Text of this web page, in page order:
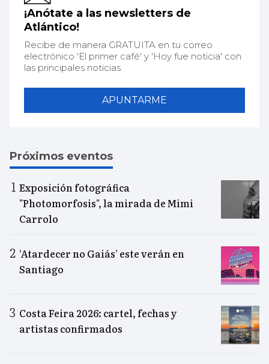
¡Anótate a las newsletters de
Atlántico!
Recibe de manera GRATUITA en tu correo
electrónico 'El primer café' y 'Hoy fue noticia' con
las principales noticias.
APUNTARME
Próximos eventos
Exposición fotográfica
"Photomorfosis", la mirada de Mimi
Carrolo
‘Atardecer no Gaiás’ este verán en
Santiago
Costa Feira 2026: cartel, fechas y
artistas confirmados